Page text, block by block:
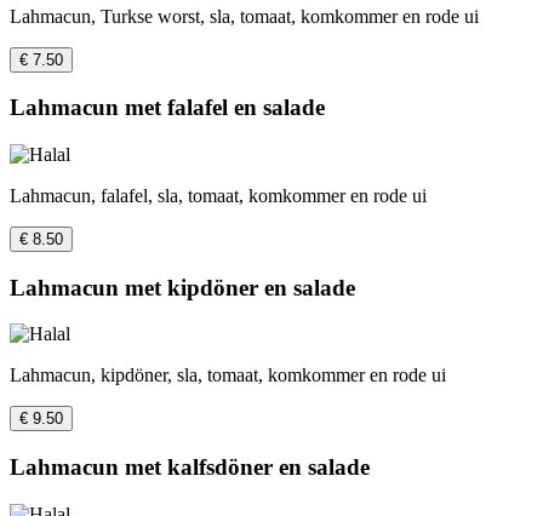
Lahmacun, Turkse worst, sla, tomaat, komkommer en rode ui
€ 7.50
Lahmacun met falafel en salade
Lahmacun, falafel, sla, tomaat, komkommer en rode ui
€ 8.50
Lahmacun met kipdöner en salade
Lahmacun, kipdöner, sla, tomaat, komkommer en rode ui
€ 9.50
Lahmacun met kalfsdöner en salade